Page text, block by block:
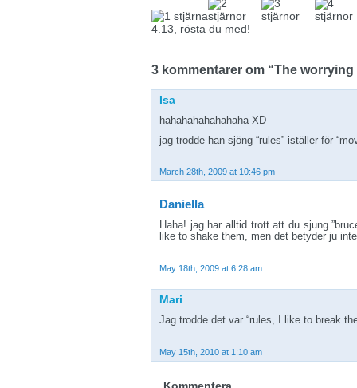
4.13, rösta du med!
3 kommentarer om “The worrying
Isa
hahahahahahahaha XD
jag trodde han sjöng “rules” iställer för
March 28th, 2009 at 10:46 pm
Daniella
Haha! jag har alltid trott att du sjung
like to shake them, men det betyder ju
May 18th, 2009 at 6:28 am
Mari
Jag trodde det var “rules, I like to break
May 15th, 2010 at 1:10 am
Kommentera